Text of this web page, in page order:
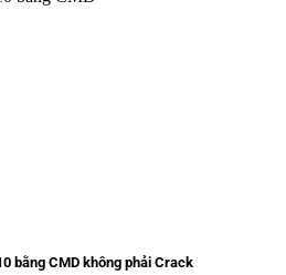
bằng CMD không phải Crack